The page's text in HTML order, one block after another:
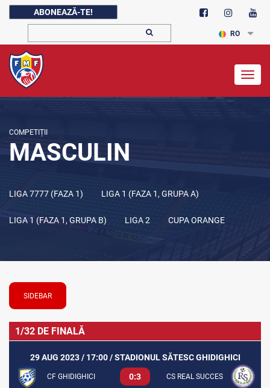
ABONEAZĂ-TE!
RO
COMPETIȚII
MASCULIN
LIGA 7777 (FAZA 1) LIGA 1 (FAZA 1, GRUPA A)
LIGA 1 (FAZA 1, GRUPA B) LIGA 2 CUPA ORANGE
SIDEBAR
1/32 DE FINALĂ
29 AUG 2023 / 17:00 / STADIONUL SĂTESC GHIDIGHICI
CF GHIDIGHICI 0:3 CS REAL SUCCES